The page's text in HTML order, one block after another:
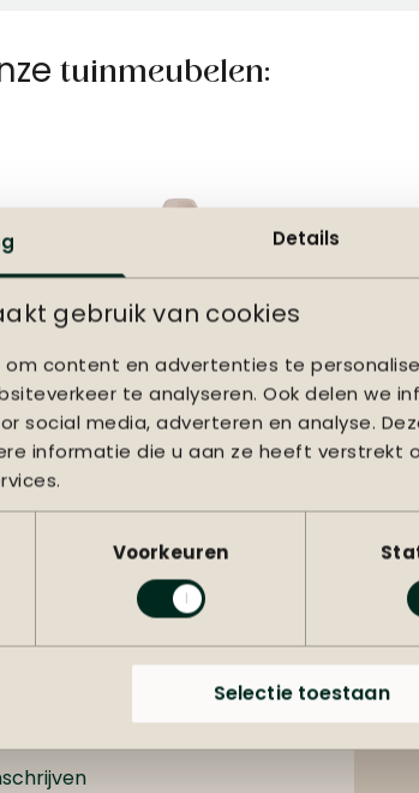
Details
gebruik van cookies
om content en advertenties te
te analyseren. Ook delen we
social media, adverteren en analyse.
informatie die u aan ze heeft verstrekt
Voorkeuren
Selectie toestaan
tuinmeubelen:
Tuinstoelen
nieuwsbrief
leukste tuininspiratie